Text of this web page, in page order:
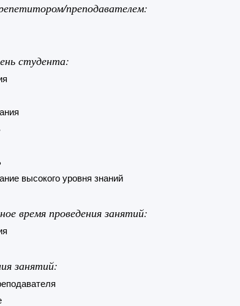
преподавателем:
студента:
высокого уровня знаний
время проведения занятий:
занятий: